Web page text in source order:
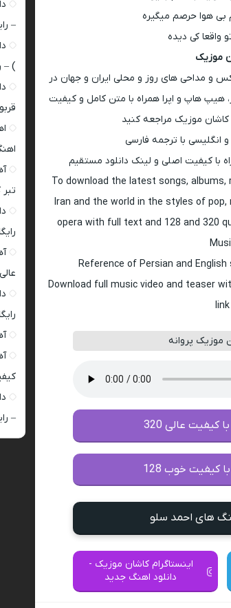
بی هوا حرصم میگیره
واقعا کی دیده
موزیک
و مداحی های روز و محلی ایران و جهان در
هیپ هاپ و اپرا همراه با متن کامل و کیفیت
انگلیسی با ترجمه فارسی
با کیفیت اصلی و لینک دانلود مستقیم
To download the latest songs,
Iran and the world in the styles of pop,
opera with full text and 128 and 320
Reference of Persian and
Download full music video and teaser
link
موزیک پروانه
کیفیت عالی 320
کیفیت خوب 128
های احمد سلو
اینستاگرام کاشان موزیک -
دانلود اهنگ جدید
–
) –
–